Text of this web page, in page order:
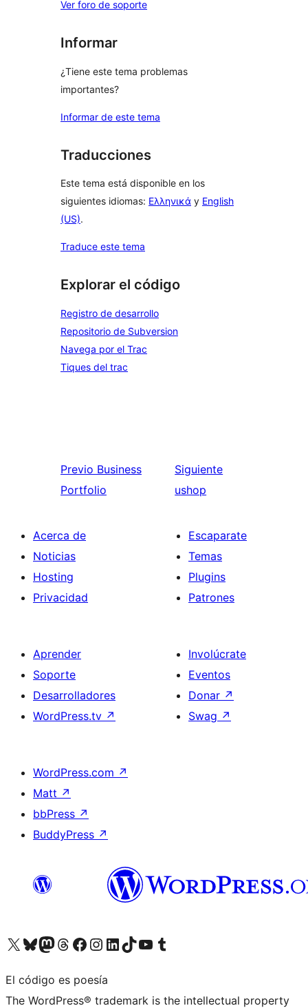
Ver foro de soporte
Informar
¿Tiene este tema problemas
importantes?
Informar de este tema
Traducciones
Este tema está disponible en los
siguientes idiomas: Ελληνικά y English
(US).
Traduce este tema
Explorar el código
Registro de desarrollo
Repositorio de Subversion
Navega por el Trac
Tiques del trac
Previo Business
Portfolio
Siguiente
ushop
Acerca de
Noticias
Hosting
Privacidad
Escaparate
Temas
Plugins
Patrones
Aprender
Soporte
Desarrolladores
WordPress.tv ↗
Involúcrate
Eventos
Donar ↗
Swag ↗
WordPress.com ↗
Matt ↗
bbPress ↗
BuddyPress ↗
Visita nuestra cuenta de X (anteriormente Twitter)
Visita nuestra cuenta de Bluesky
Visita nuestra cuenta de Mastodon
Visita nuestra cuenta de Threads
Visita nuestra página de Facebook
Visita nuestra cuenta de Instagram
Visita nuestra cuenta de LinkedIn
Visita nuestra cuenta de TikTok
Visita nuestro canal de YouTube
Visita nuestra cuenta de Tumblr
El código es poesía
The WordPress® trademark is the intellectual property